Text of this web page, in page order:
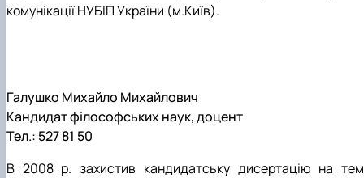
комунікації НУБІП України (м.Київ).
Галушко Михайло Михайлович
Кандидат філософських наук, доцент
Тел.: 527 81 50
В 2008 р. захистив кандидатську дисертацію на